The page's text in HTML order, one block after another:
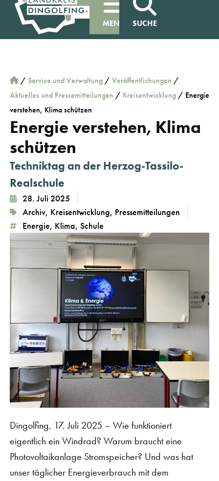
MENÜ SUCHE
/ Service und Verwaltung / Veröffentlichungen /
Aktuelles und Pressemitteilungen / Kreisentwicklung / Energie
verstehen, Klima schützen
Energie verstehen, Klima
schützen
Techniktag an der Herzog-Tassilo-
Realschule
28. Juli 2025
Archiv, Kreisentwicklung, Pressemitteilungen
Energie, Klima, Schule
Dingolfing, 17. Juli 2025 – Wie funktioniert
eigentlich ein Windrad? Warum braucht eine
Photovoltaikanlage Stromspeicher? Und was hat
unser täglicher Energieverbrauch mit dem